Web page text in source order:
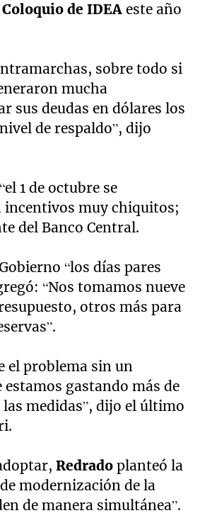
Coloquio de IDEA este año
sobre todo si
mucha
sus deudas en dólares los
de respaldo”, dijo
1 de octubre se
incentivos muy chiquitos;
del Banco Central.
“los días pares
“Nos tomamos nueve
otros más para
el problema sin un
gastando más de
medidas”, dijo el último
Redrado planteó la
modernización de la
de manera simultánea”.